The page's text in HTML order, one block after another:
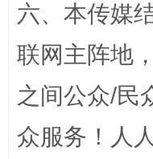
“蜀中异人”王建
六、本传媒
联网主阵地
之间公众/民
众服务！人